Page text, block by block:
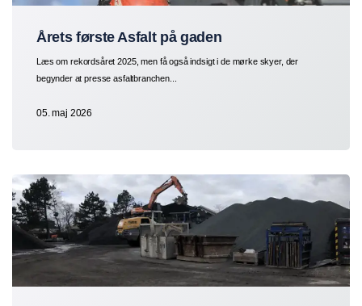
Årets første Asfalt på gaden
Læs om rekordsåret 2025, men få også indsigt i de mørke skyer, der
begynder at presse asfaltbranchen...
05. maj 2026